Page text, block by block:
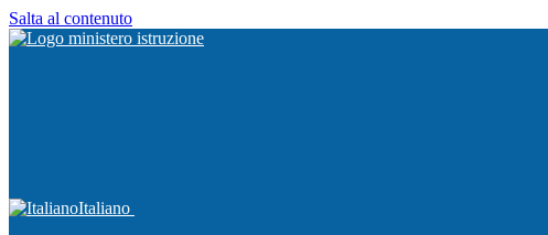
Salta al contenuto
Italiano